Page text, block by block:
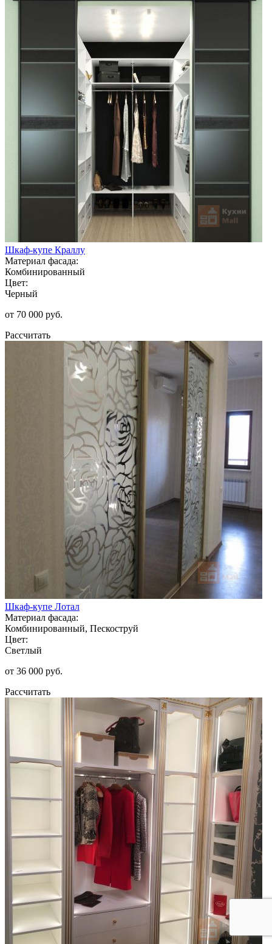
Шкаф-купе Краллу
Материал фасада:
Комбинированный
Цвет:
Черный
от 70 000 руб.
Рассчитать
Шкаф-купе Лотал
Материал фасада:
Комбинированный, Пескоструй
Цвет:
Светлый
от 36 000 руб.
Рассчитать